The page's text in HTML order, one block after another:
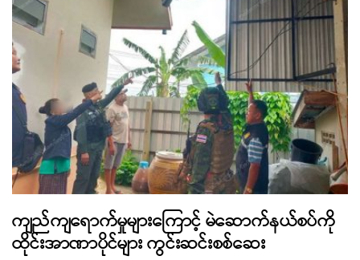
ကျည်ကျရောက်မှုများကြောင့် မဲဆောက်နယ်စပ်ကို
ထိုင်းအာဏာပိုင်များ ကွင်းဆင်းစစ်ဆေး